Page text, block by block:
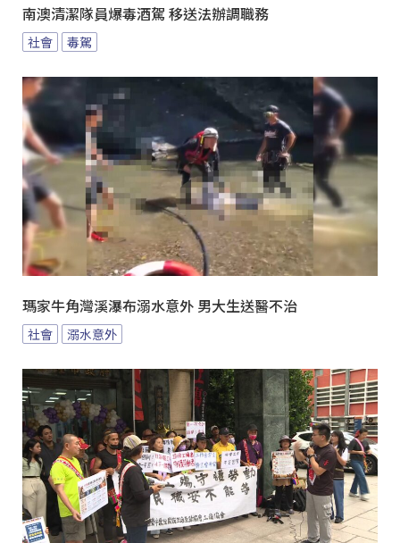
南澳清潔隊員爆毒酒駕 移送法辦調職務
社會 毒駕
瑪家牛角灣溪瀑布溺水意外 男大生送醫不治
社會 溺水意外